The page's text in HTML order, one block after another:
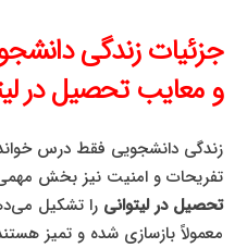
جزئیات زندگی
و معایب تحصیل در
زندگی دانشجویی فقط درس
تفریحات و امنیت نیز بخش
تحصیل در لیتوانی را تشکیل
معمولاً بازسازی شده و تمیز